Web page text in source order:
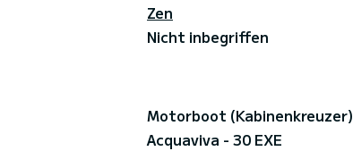
Zen
Nicht inbegriffen
Motorboot (Kabinenkreuzer)
Acquaviva - 30 EXE